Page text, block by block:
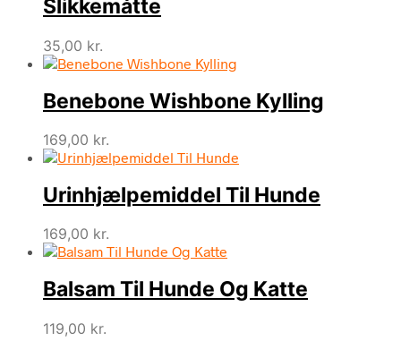
Slikkemåtte
35,00 kr.
Benebone Wishbone Kylling
169,00 kr.
Urinhjælpemiddel Til Hunde
169,00 kr.
Balsam Til Hunde Og Katte
119,00 kr.